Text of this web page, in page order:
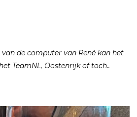
de computer van René kan het
TeamNL, Oostenrijk of toch..